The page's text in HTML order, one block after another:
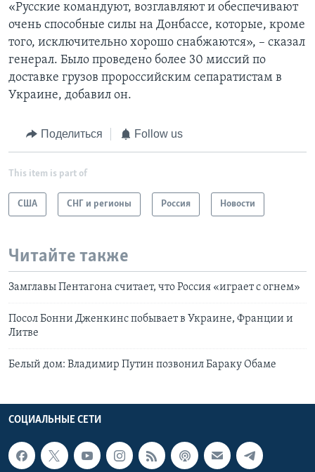
«Русские командуют, возглавляют и обеспечивают
очень способные силы на Донбассе, которые, кроме
того, исключительно хорошо снабжаются», – сказал
генерал. Было проведено более 30 миссий по
доставке грузов пророссийским сепаратистам в
Украине, добавил он.
Поделиться Follow us
This item is part of
США СНГ и регионы Россия Новости
Читайте также
Замглавы Пентагона считает, что Россия «играет с огнем»
Посол Бонни Дженкинс побывает в Украине, Франции и
Литве
Белый дом: Владимир Путин позвонил Бараку Обаме
СОЦИАЛЬНЫЕ СЕТИ